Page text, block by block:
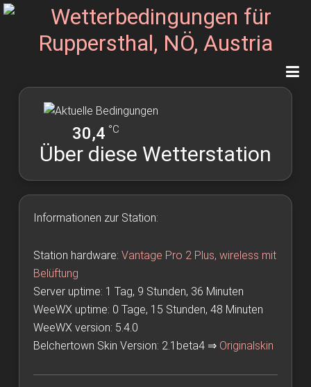
30,4 °C
Über diese Wetterstation
Informationen zur Station:
Station hardware: Vantage Pro 2 Plus, wireless mit
Belüftung
Server uptime: 1 Tag, 9 Stunden, 36 Minuten
WeeWX uptime: 0 Tage, 15 Stunden, 48 Minuten
WeeWX version: 5.4.0
Belchertown Skin Version: 2.1beta4 ⇒ Originalskin